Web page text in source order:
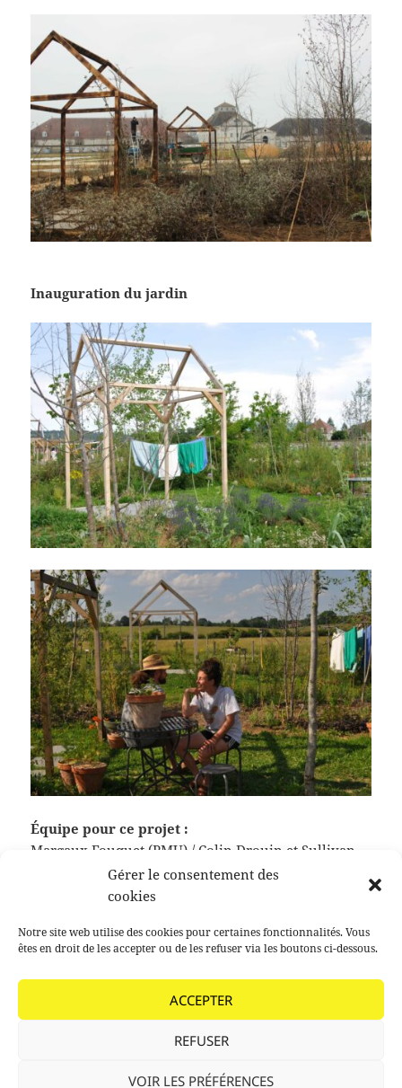
Gérer le consentement des
cookies
Notre site web utilise des cookies pour certaines fonctionnalités. Vous
êtes en droit de les accepter ou de les refuser via les boutons ci-dessous.
ACCEPTER
REFUSER
VOIR LES PRÉFÉRENCES
Inauguration du jardin
Équipe pour ce projet :
Margaux Fouquet (PMU) / Colin Drouin et Sullivan
Doublet, paysagistes D.E.
Publié
le
5 novembre 2024 Auteur
agathe paoli Catégories
Non classé
l’article
PRÉCÉDENT
précédent :
Formation « Conduire le vivant »
Des chantiers aux Lococotiers